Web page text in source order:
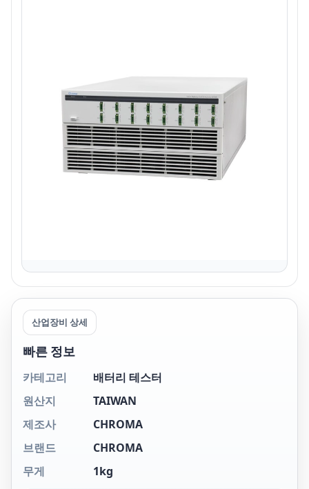
산업장비 상세
빠른 정보
카테고리
배터리 테스터
원산지
TAIWAN
제조사
CHROMA
브랜드
CHROMA
무게
1kg